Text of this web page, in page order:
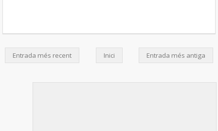
Entrada més recent Entrada més antiga
Inici